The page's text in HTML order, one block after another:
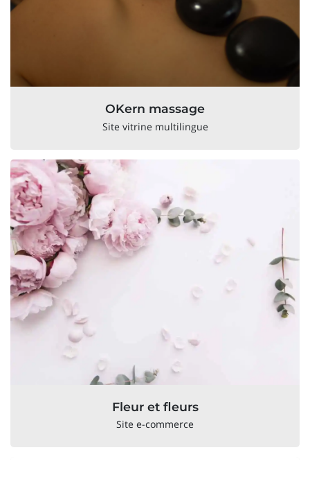
OKern massage
Site vitrine multilingue
Fleur et fleurs
Site e-commerce